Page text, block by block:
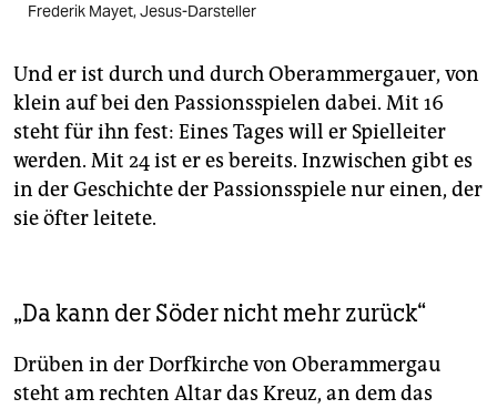
Frederik Mayet, Jesus-Darsteller
Und er ist durch und durch Oberammergauer, von
klein auf bei den Passionsspielen dabei. Mit 16
steht für ihn fest: Eines Tages will er Spielleiter
werden. Mit 24 ist er es bereits. Inzwischen gibt es
in der Geschichte der Passionsspiele nur einen, der
sie öfter leitete.
„Da kann der Söder nicht mehr zurück“
Drüben in der Dorfkirche von Oberammergau
steht am rechten Altar das Kreuz, an dem das